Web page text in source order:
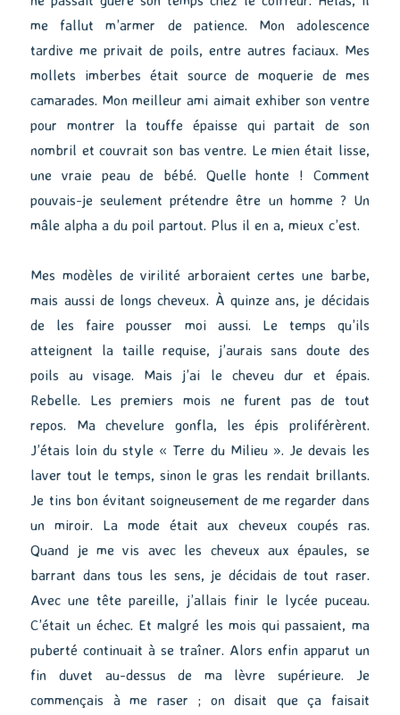
me fallut m’armer de patience. Mon adolescence
tardive me privait de poils, entre autres faciaux. Mes
mollets imberbes était source de moquerie de mes
camarades. Mon meilleur ami aimait exhiber son ventre
pour montrer la touffe épaisse qui partait de son
nombril et couvrait son bas ventre. Le mien était lisse,
une vraie peau de bébé. Quelle honte ! Comment
pouvais-je seulement prétendre être un homme ? Un
mâle alpha a du poil partout. Plus il en a, mieux c’est.
Mes modèles de virilité arboraient certes une barbe,
mais aussi de longs cheveux. À quinze ans, je décidais
de les faire pousser moi aussi. Le temps qu’ils
atteignent la taille requise, j’aurais sans doute des
poils au visage. Mais j’ai le cheveu dur et épais.
Rebelle. Les premiers mois ne furent pas de tout
repos. Ma chevelure gonfla, les épis proliférèrent.
J’étais loin du style « Terre du Milieu ». Je devais les
laver tout le temps, sinon le gras les rendait brillants.
Je tins bon évitant soigneusement de me regarder dans
un miroir. La mode était aux cheveux coupés ras.
Quand je me vis avec les cheveux aux épaules, se
barrant dans tous les sens, je décidais de tout raser.
Avec une tête pareille, j’allais finir le lycée puceau.
C’était un échec. Et malgré les mois qui passaient, ma
puberté continuait à se traîner. Alors enfin apparut un
fin duvet au-dessus de ma lèvre supérieure. Je
commençais à me raser ; on disait que ça faisait